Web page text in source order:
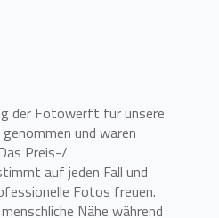
der Fotowerft für unsere
und waren
Preis-/
auf jeden Fall und
Fotos freuen.
Nähe während